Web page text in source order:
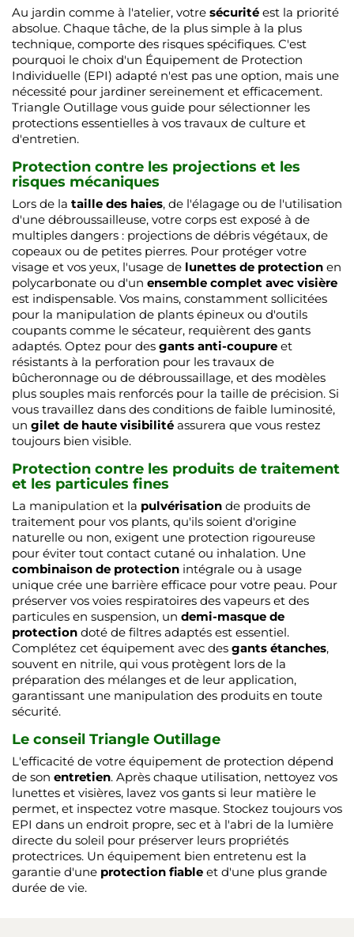
Au jardin comme à l'atelier, votre sécurité est la priorité
absolue. Chaque tâche, de la plus simple à la plus
technique, comporte des risques spécifiques. C'est
pourquoi le choix d'un Équipement de Protection
Individuelle (EPI) adapté n'est pas une option, mais une
nécessité pour jardiner sereinement et efficacement.
Triangle Outillage vous guide pour sélectionner les
protections essentielles à vos travaux de culture et
d'entretien.
Protection contre les projections et les
risques mécaniques
Lors de la taille des haies, de l'élagage ou de l'utilisation
d'une débroussailleuse, votre corps est exposé à de
multiples dangers : projections de débris végétaux, de
copeaux ou de petites pierres. Pour protéger votre
visage et vos yeux, l'usage de lunettes de protection en
polycarbonate ou d'un ensemble complet avec visière
est indispensable. Vos mains, constamment sollicitées
pour la manipulation de plants épineux ou d'outils
coupants comme le sécateur, requièrent des gants
adaptés. Optez pour des gants anti-coupure et
résistants à la perforation pour les travaux de
bûcheronnage ou de débroussaillage, et des modèles
plus souples mais renforcés pour la taille de précision. Si
vous travaillez dans des conditions de faible luminosité,
un gilet de haute visibilité assurera que vous restez
toujours bien visible.
Protection contre les produits de traitement
et les particules fines
La manipulation et la pulvérisation de produits de
traitement pour vos plants, qu'ils soient d'origine
naturelle ou non, exigent une protection rigoureuse
pour éviter tout contact cutané ou inhalation. Une
combinaison de protection intégrale ou à usage
unique crée une barrière efficace pour votre peau. Pour
préserver vos voies respiratoires des vapeurs et des
particules en suspension, un demi-masque de
protection doté de filtres adaptés est essentiel.
Complétez cet équipement avec des gants étanches,
souvent en nitrile, qui vous protègent lors de la
préparation des mélanges et de leur application,
garantissant une manipulation des produits en toute
sécurité.
Le conseil Triangle Outillage
L'efficacité de votre équipement de protection dépend
de son entretien. Après chaque utilisation, nettoyez vos
lunettes et visières, lavez vos gants si leur matière le
permet, et inspectez votre masque. Stockez toujours vos
EPI dans un endroit propre, sec et à l'abri de la lumière
directe du soleil pour préserver leurs propriétés
protectrices. Un équipement bien entretenu est la
garantie d'une protection fiable et d'une plus grande
durée de vie.